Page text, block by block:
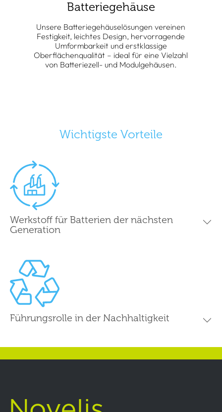
Batteriegehäuse
Unsere Batteriegehäuselösungen vereinen
Festigkeit, leichtes Design, hervorragende
Umformbarkeit und erstklassige
Oberflächenqualität – ideal für eine Vielzahl
von Batteriezell- und Modulgehäusen.
Wichtigste Vorteile
Werkstoff für Batterien der nächsten
Generation
Führungsrolle in der Nachhaltigkeit